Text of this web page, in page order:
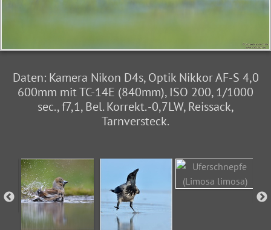
Daten: Kamera Nikon D4s, Optik Nikkor AF-S 4,0
600mm mit TC-14E (840mm), ISO 200, 1/1000
sec., f7,1, Bel. Korrekt. -0,7LW, Reissack,
Tarnversteck.